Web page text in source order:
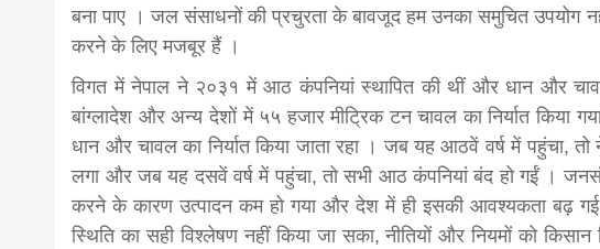
बना पाए । जल संसाधनों की प्रचुरता के बावजूद हम उनका समुचित उपयोग
करने के लिए मजबूर हैं ।
विगत में नेपाल ने २०३१ में आठ कंपनियां स्थापित की थीं और धान और
बांग्लादेश और अन्य देशों में ५५ हजार मीट्रिक टन चावल का निर्यात किया
धान और चावल का निर्यात किया जाता रहा । जब यह आठवें वर्ष में पहुंचा,
लगा और जब यह दसवें वर्ष में पहुंचा, तो सभी आठ कंपनियां बंद हो गईं ।
करने के कारण उत्पादन कम हो गया और देश में ही इसकी आवश्यकता बढ़ गई
स्थिति का सही विश्लेषण नहीं किया जा सका, नीतियों और नियमों को